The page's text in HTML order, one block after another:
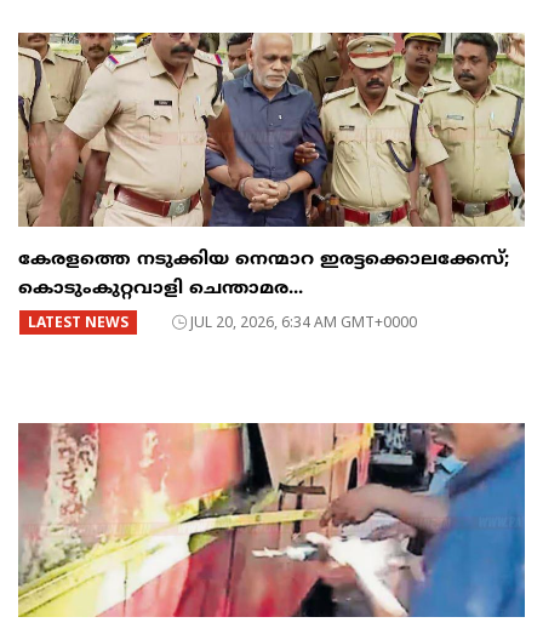
കേരളത്തെ നടുക്കിയ നെന്മാറ ഇരട്ടക്കൊലക്കേസ്;
കൊടുംകുറ്റവാളി ചെന്താമര...
LATEST NEWS JUL 20, 2026, 6:34 AM GMT+0000